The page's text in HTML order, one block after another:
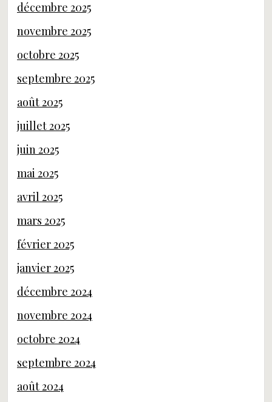
décembre 2025
novembre 2025
octobre 2025
septembre 2025
août 2025
juillet 2025
juin 2025
mai 2025
avril 2025
mars 2025
février 2025
janvier 2025
décembre 2024
novembre 2024
octobre 2024
septembre 2024
août 2024